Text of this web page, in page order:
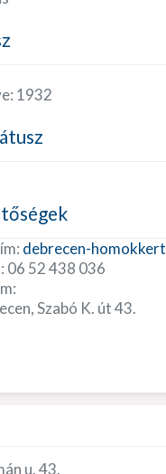
1932
debrecen-homokkert
06 52 438 036
Szabó K. út 43.
u. 43.